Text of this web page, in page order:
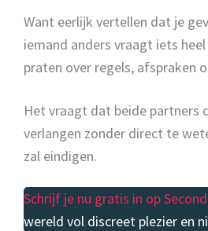
Want eerlijk vertellen dat je
iemand anders vraagt iets
praten over regels, afspraken
Het vraagt dat beide partners
verlangen zonder direct te
zal eindigen.
Schrijf je nu gratis in op
wereld vol discreet plezier en